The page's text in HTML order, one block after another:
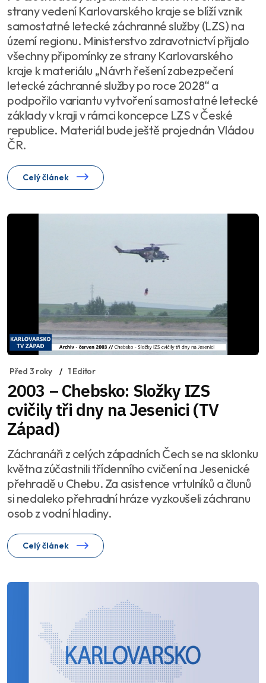
strany vedení Karlovarského kraje se blíží vznik
samostatné letecké záchranné služby (LZS) na
území regionu. Ministerstvo zdravotnictví přijalo
všechny připomínky ze strany Karlovarského
kraje k materiálu „Návrh řešení zabezpečení
letecké záchranné služby po roce 2028“ a
podpořilo variantu vytvoření samostatné letecké
základy v kraji v rámci koncepce LZS v České
republice. Materiál bude ještě projednán Vládou
ČR.
Celý článek
Před 3 roky 1 Editor
2003 – Chebsko: Složky IZS
cvičily tři dny na Jesenici (TV
Západ)
Záchranáři z celých západních Čech se na sklonku
května zúčastnili třídenního cvičení na Jesenické
přehradě u Chebu. Za asistence vrtulníků a člunů
si nedaleko přehradní hráze vyzkoušeli záchranu
osob z vodní hladiny.
Celý článek